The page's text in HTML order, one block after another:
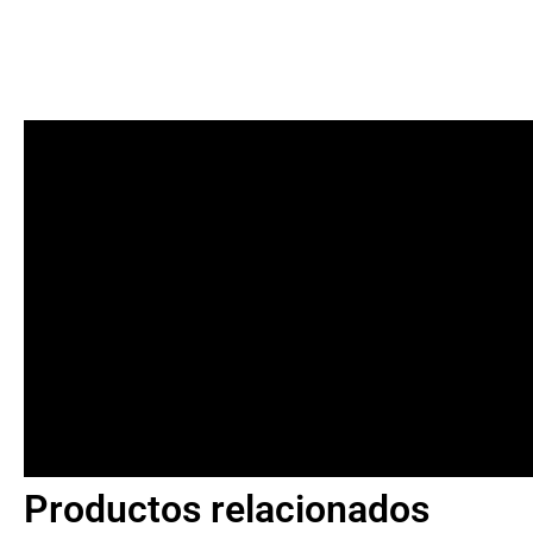
Productos relacionados